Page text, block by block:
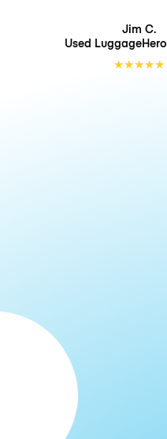
Jim C.
Used LuggageHero
★★★★★